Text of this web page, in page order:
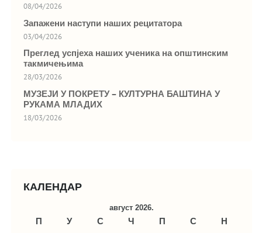
08/04/2026
Запажени наступи наших рецитатора
03/04/2026
Преглед успјеха наших ученика на општинским
такмичењима
28/03/2026
МУЗЕЈИ У ПОКРЕТУ – КУЛТУРНА БАШТИНА У
РУКАМА МЛАДИХ
18/03/2026
КАЛЕНДАР
август 2026.
П У С Ч П С
Н